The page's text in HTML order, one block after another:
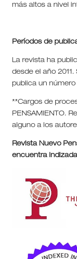
más altos a nivel
Períodos de
La revista ha
desde el año
publica un
**Cargos de
PENSAMIENTO.
alguno a los
Revista Nuevo
encuentra